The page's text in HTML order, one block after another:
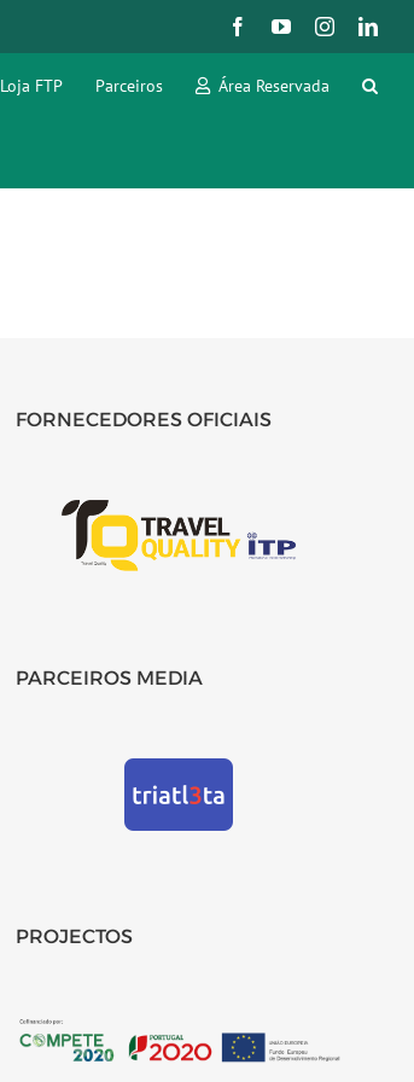
FacebookYouTubeInstagram
Loja FTP Parceiros Área Reservada
FORNECEDORES OFICIAIS
PARCEIROS MEDIA
PROJECTOS